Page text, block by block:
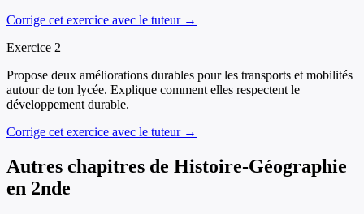
Corrige cet exercice avec le tuteur →
Exercice 2
Propose deux améliorations durables pour les transports et mobilités
autour de ton lycée. Explique comment elles respectent le
développement durable.
Corrige cet exercice avec le tuteur →
Autres chapitres de Histoire-Géographie
en 2nde